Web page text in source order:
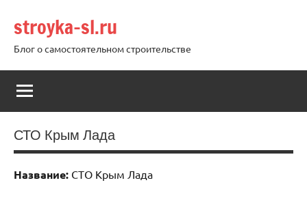
содержимому
stroyka-sl.ru
Блог о самостоятельном строительстве
СТО Крым Лада
Название: СТО Крым Лада